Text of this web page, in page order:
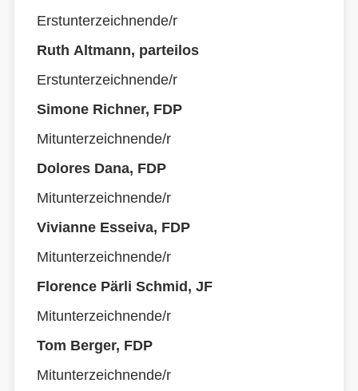
Erstunterzeichnende/r
Ruth Altmann, parteilos
Erstunterzeichnende/r
Simone Richner, FDP
Mitunterzeichnende/r
Dolores Dana, FDP
Mitunterzeichnende/r
Vivianne Esseiva, FDP
Mitunterzeichnende/r
Florence Pärli Schmid, JF
Mitunterzeichnende/r
Tom Berger, FDP
Mitunterzeichnende/r